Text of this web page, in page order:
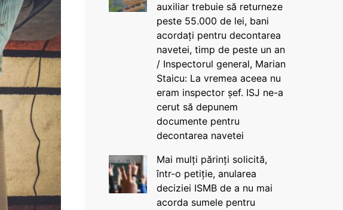
auxiliar trebuie să returneze
peste 55.000 de lei, bani
acordați pentru decontarea
navetei, timp de peste un an
/ Inspectorul general, Marian
Staicu: La vremea aceea nu
eram inspector șef. ISJ ne-a
cerut să depunem
documente pentru
decontarea navetei
Mai mulți părinți solicită,
într-o petiție, anularea
deciziei ISMB de a nu mai
acorda sumele pentru